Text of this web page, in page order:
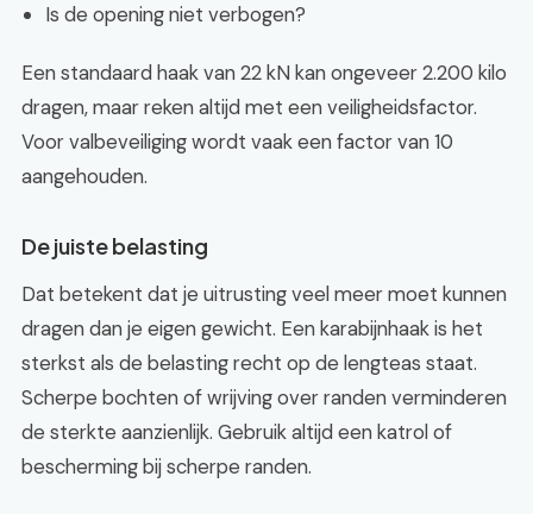
Is de opening niet verbogen?
Een standaard haak van 22 kN kan ongeveer 2.200 kilo
dragen, maar reken altijd met een veiligheidsfactor.
Voor valbeveiliging wordt vaak een factor van 10
aangehouden.
De juiste belasting
Dat betekent dat je uitrusting veel meer moet kunnen
dragen dan je eigen gewicht. Een karabijnhaak is het
sterkst als de belasting recht op de lengteas staat.
Scherpe bochten of wrijving over randen verminderen
de sterkte aanzienlijk. Gebruik altijd een katrol of
bescherming bij scherpe randen.